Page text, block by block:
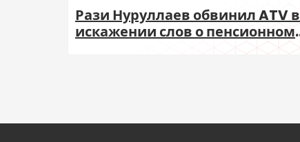
Рази Нуруллаев обвинил ATV в
искажении слов о пенсионном